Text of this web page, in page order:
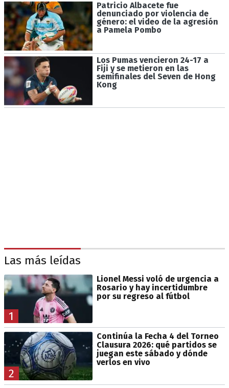
Patricio Albacete fue
denunciado por violencia de
género: el video de la agresión
a Pamela Pombo
Los Pumas vencieron 24-17 a
Fiji y se metieron en las
semifinales del Seven de Hong
Kong
Las más leídas
1
Lionel Messi voló de urgencia a
Rosario y hay incertidumbre
por su regreso al fútbol
2
Continúa la Fecha 4 del Torneo
Clausura 2026: qué partidos se
juegan este sábado y dónde
verlos en vivo